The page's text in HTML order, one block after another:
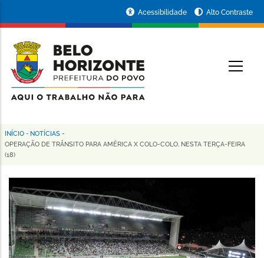
conteúdo
principal
da
Prefeitura
de
Horizonte
Acessibilidade Alto Contraste
Trilha
de
navegação
INÍCIO - NOTÍCIAS -
OPERAÇÃO DE TRÂNSITO PARA AMÉRICA X COLO-COLO, NESTA TERÇA-FEIRA
(18)